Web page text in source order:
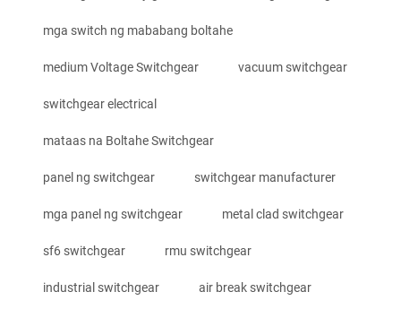
mga switch ng mababang boltahe
medium Voltage Switchgear vacuum switchgear
switchgear electrical
mataas na Boltahe Switchgear
panel ng switchgear switchgear manufacturer
mga panel ng switchgear metal clad switchgear
sf6 switchgear rmu switchgear
industrial switchgear air break switchgear